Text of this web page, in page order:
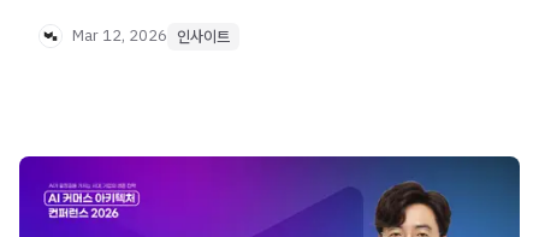
Mar 12, 2026 인사이트